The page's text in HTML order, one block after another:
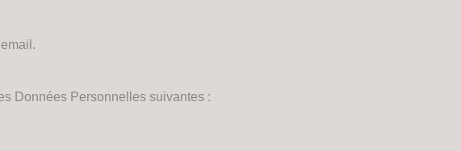
Données Personnelles suivantes :